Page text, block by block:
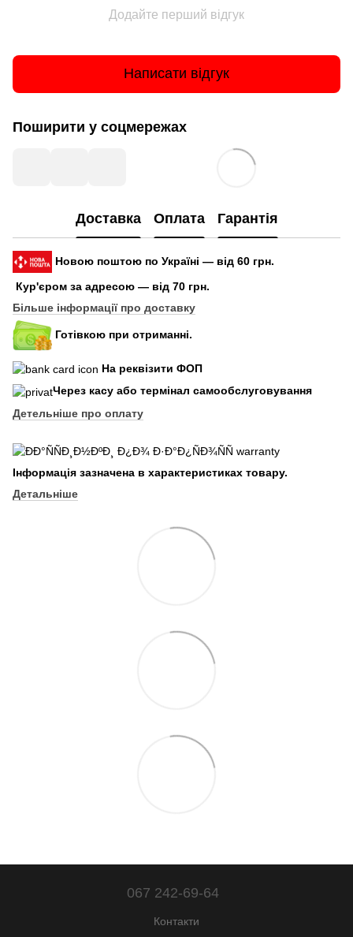
Додайте перший відгук
Написати відгук
Поширити у соцмережах
Доставка Оплата Гарантія
Новою поштою по Україні — від 60 грн.
Кур'єром за адресою — від 70 грн.
Більше інформації про доставку
Готівкою при отриманні.
На реквізити ФОП
Через касу або термінал самообслуговування
Детельніше про оплату
Інформація зазначена в характеристиках товару.
Детальніше
067 242-69-64
Контакти